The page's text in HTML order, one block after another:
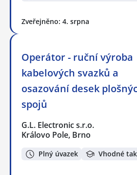
Zveřejněno: 4. srpna
Operátor - ruční výroba
kabelových svazků a
osazování desek
spojů
G.L. Electronic s.r.o.
Královo Pole, Brno
Plný úvazek Vhodné